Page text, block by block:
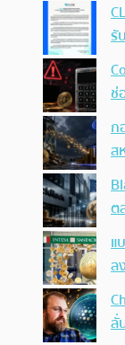
รั
ช่
ก
ส
ต
แ
ล
ลั่